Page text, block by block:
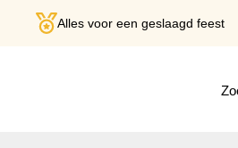
Alles voor een geslaagd feest